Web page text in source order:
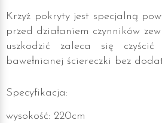
Krzyż pokryty jest specjalną
przed działaniem czynników
uszkodzić zaleca się
bawełnianej ściereczki bez
Specyfikacja:
wysokość: 220cm